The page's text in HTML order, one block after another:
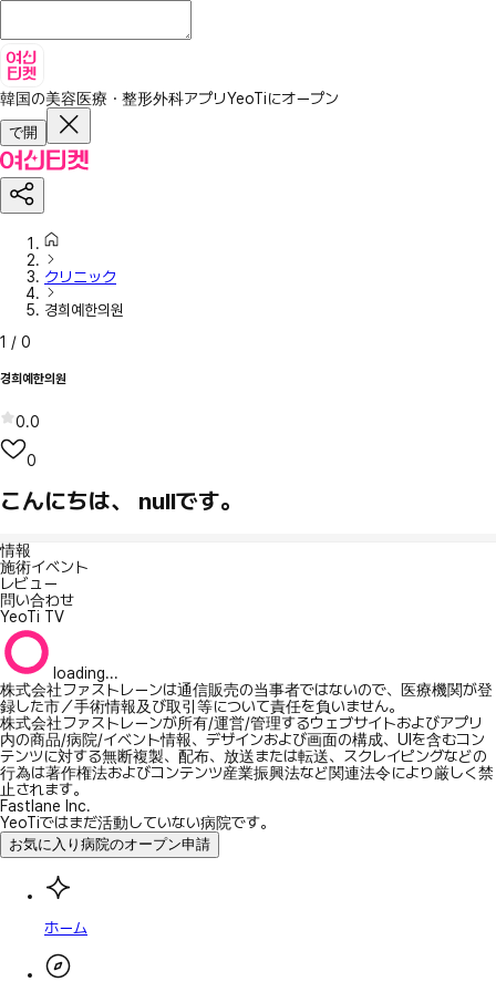
韓国の美容医療・整形外科アプリYeoTiにオープン
で開
クリニック
경희예한의원
1 / 0
경희예한의원
0.0
0
こんにちは、 nullです。
情報
施術イベント
レビュー
問い合わせ
YeoTi TV
loading...
株式会社ファストレーンは通信販売の当事者ではないので、医療機関が登
録した市／手術情報及び取引等について責任を負いません。
株式会社ファストレーンが所有/運営/管理するウェブサイトおよびアプリ
内の商品/病院/イベント情報、デザインおよび画面の構成、UIを含むコン
テンツに対する無断複製、配布、放送または転送、スクレイピングなどの
行為は著作権法およびコンテンツ産業振興法など関連法令により厳しく禁
止されます。
Fastlane Inc.
YeoTiではまだ活動していない病院です。
お気に入り病院のオープン申請
ホーム